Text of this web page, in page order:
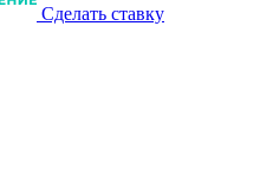
Сделать ставку